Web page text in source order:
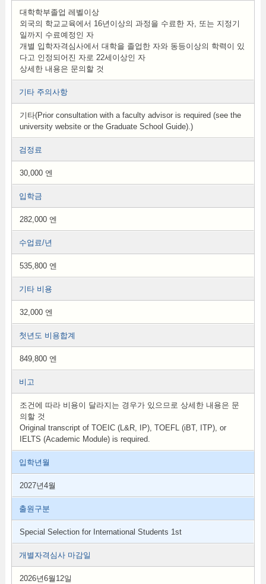
대학학부졸업 레벨이상
외국의 학교교육에서 16년이상의 과정을 수료한 자, 또는 지정기
일까지 수료예정인 자
개별 입학자격심사에서 대학을 졸업한 자와 동등이상의 학력이 있
다고 인정되어진 자로 22세이상인 자
상세한 내용은 문의할 것
기타 주의사항
기타(Prior consultation with a faculty advisor is required (see the
university website or the Graduate School Guide).)
검정료
30,000 엔
입학금
282,000 엔
수업료/년
535,800 엔
기타 비용
32,000 엔
첫년도 비용합계
849,800 엔
비고
조건에 따라 비용이 달라지는 경우가 있으므로 상세한 내용은 문
의할 것
Original transcript of TOEIC (L&R, IP), TOEFL (iBT, ITP), or
IELTS (Academic Module) is required.
입학년월
2027년4월
출원구분
Special Selection for International Students 1st
개별자격심사 마감일
2026년6월12일